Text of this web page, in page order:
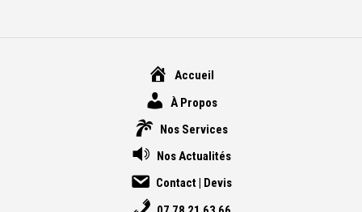
Accueil
À Propos
Nos Services
Nos Actualités
Contact | Devis